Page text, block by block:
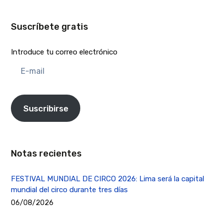
Suscríbete gratis
Introduce tu correo electrónico
mail
Suscribirse
Notas recientes
FESTIVAL MUNDIAL DE CIRCO 2026: Lima será la capital
mundial del circo durante tres días
06/08/2026